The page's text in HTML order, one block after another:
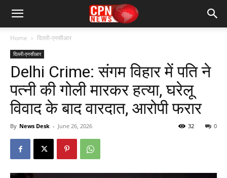
Home दिल्ली-एनसीआर
दिल्ली-एनसीआर
Delhi Crime: संगम विहार में पति ने
पत्नी की गोली मारकर हत्या, घरेलू
विवाद के बाद वारदात, आरोपी फरार
By News Desk - June 26, 2026 0
32